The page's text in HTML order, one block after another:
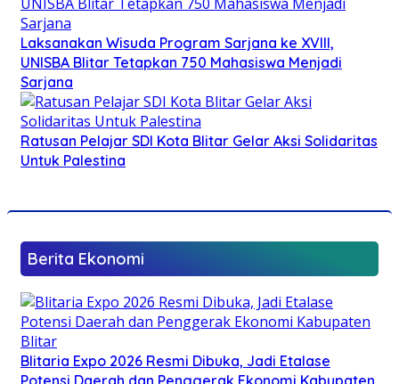
Laksanakan Wisuda Program Sarjana ke XVIII,
UNISBA Blitar Tetapkan 750 Mahasiswa Menjadi
Sarjana
Ratusan Pelajar SDI Kota Blitar Gelar Aksi Solidaritas
Untuk Palestina
Berita Ekonomi
Blitaria Expo 2026 Resmi Dibuka, Jadi Etalase
Potensi Daerah dan Penggerak Ekonomi Kabupaten